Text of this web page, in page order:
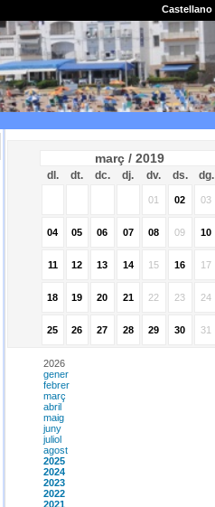
Castellano
març / 2019
dl. dt. dc. dj. dv. ds. dg.
01 02 03
04 05 06 07 08 09 10
11 12 13 14 15 16 17
18 19 20 21 22 23 24
25 26 27 28 29 30 31
2026
gener
febrer
març
abril
maig
juny
juliol
agost
2025
2024
2023
2022
2021